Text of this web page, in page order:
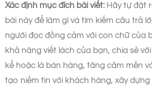
Xác định mục đích bài viết:Hãy tự đặt
bài này để làm gì và tìm kiếm câu trả
người đọc đồng cảm với con chữ của
khả năng viết lách của bạn, chia sẻ
kể hoặc là bán hàng, tăng cảm mến
tạo niềm tin với khách hàng, xây